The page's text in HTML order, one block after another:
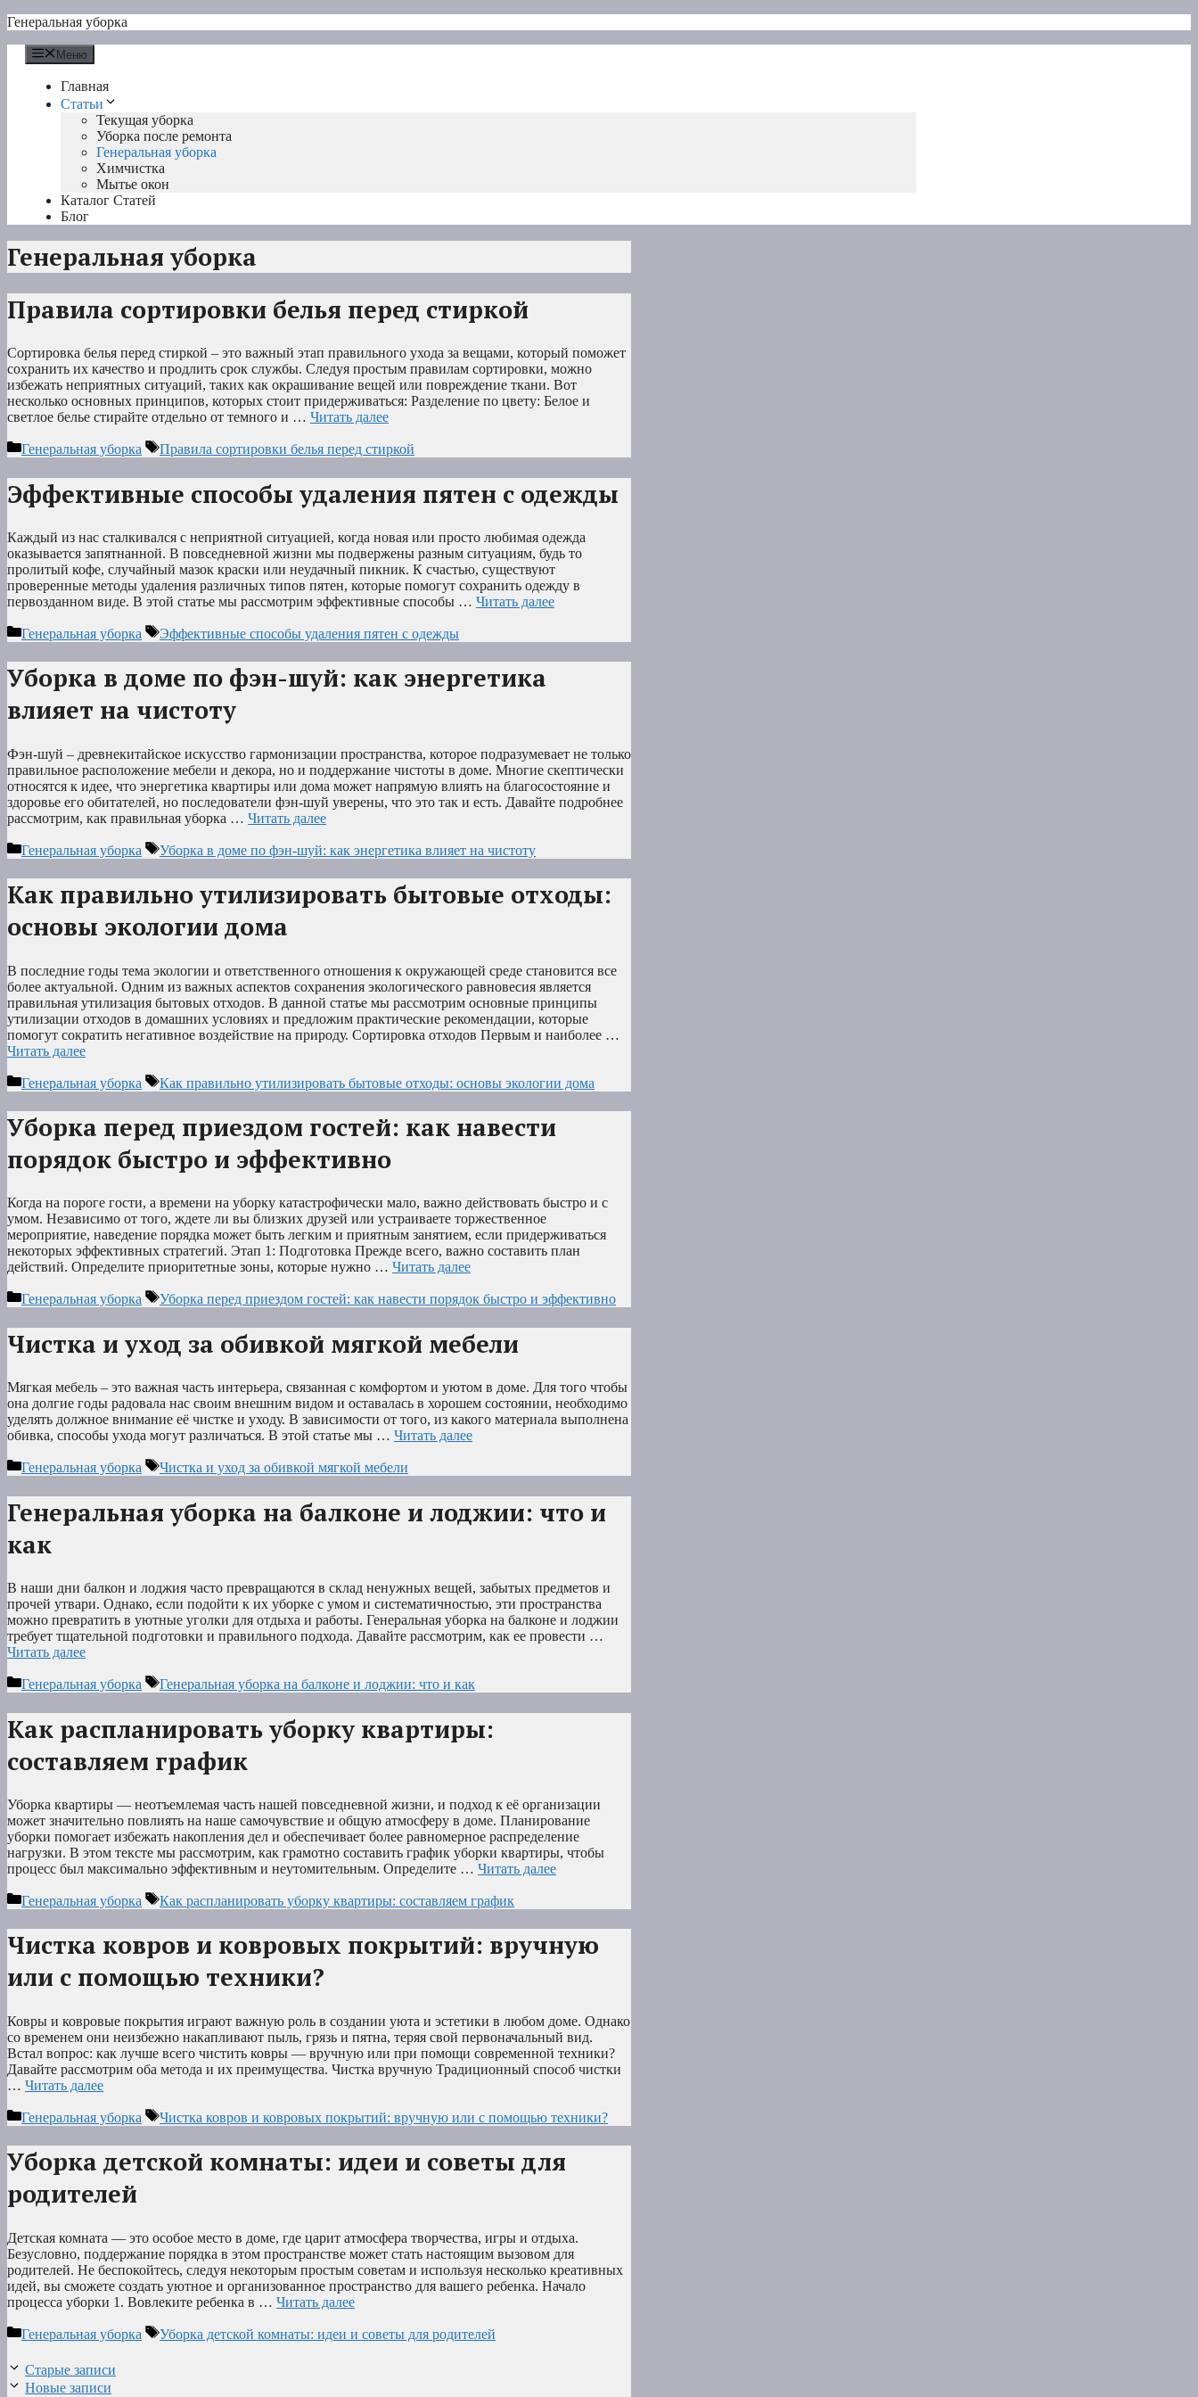
Перейти
содержимому
Генеральная уборка
Меню
Главная
Статьи
Текущая уборка
Уборка после ремонта
Генеральная уборка
Химчистка
Мытье окон
Каталог Статей
Блог
Генеральная уборка
Правила сортировки белья перед стиркой
Сортировка белья перед стиркой – это важный этап правильного ухода за вещами, который поможет
сохранить их качество и продлить срок службы. Следуя простым правилам сортировки, можно
избежать неприятных ситуаций, таких как окрашивание вещей или повреждение ткани. Вот
несколько основных принципов, которых стоит придерживаться: Разделение по цвету: Белое и
светлое белье стирайте отдельно от темного и … Читать далее
Рубрики
Генеральная уборка Метки
Правила сортировки белья перед стиркой
Эффективные способы удаления пятен с одежды
Каждый из нас сталкивался с неприятной ситуацией, когда новая или просто любимая одежда
оказывается запятнанной. В повседневной жизни мы подвержены разным ситуациям, будь то
пролитый кофе, случайный мазок краски или неудачный пикник. К счастью, существуют
проверенные методы удаления различных типов пятен, которые помогут сохранить одежду в
первозданном виде. В этой статье мы рассмотрим эффективные способы … Читать далее
Рубрики
Генеральная уборка Метки
Эффективные способы удаления пятен с одежды
Уборка в доме по фэн-шуй: как энергетика
влияет на чистоту
Фэн-шуй – древнекитайское искусство гармонизации пространства, которое подразумевает не только
правильное расположение мебели и декора, но и поддержание чистоты в доме. Многие скептически
относятся к идее, что энергетика квартиры или дома может напрямую влиять на благосостояние и
здоровье его обитателей, но последователи фэн-шуй уверены, что это так и есть. Давайте подробнее
рассмотрим, как правильная уборка … Читать далее
Рубрики
Генеральная уборка Метки
Уборка в доме по фэн-шуй: как энергетика влияет на чистоту
Как правильно утилизировать бытовые отходы:
основы экологии дома
В последние годы тема экологии и ответственного отношения к окружающей среде становится все
более актуальной. Одним из важных аспектов сохранения экологического равновесия является
правильная утилизация бытовых отходов. В данной статье мы рассмотрим основные принципы
утилизации отходов в домашних условиях и предложим практические рекомендации, которые
помогут сократить негативное воздействие на природу. Сортировка отходов Первым и наиболее …
Читать далее
Рубрики
Генеральная уборка Метки
Как правильно утилизировать бытовые отходы: основы экологии дома
Уборка перед приездом гостей: как навести
порядок быстро и эффективно
Когда на пороге гости, а времени на уборку катастрофически мало, важно действовать быстро и с
умом. Независимо от того, ждете ли вы близких друзей или устраиваете торжественное
мероприятие, наведение порядка может быть легким и приятным занятием, если придерживаться
некоторых эффективных стратегий. Этап 1: Подготовка Прежде всего, важно составить план
действий. Определите приоритетные зоны, которые нужно … Читать далее
Рубрики
Генеральная уборка Метки
Уборка перед приездом гостей: как навести порядок быстро и эффективно
Чистка и уход за обивкой мягкой мебели
Мягкая мебель – это важная часть интерьера, связанная с комфортом и уютом в доме. Для того чтобы
она долгие годы радовала нас своим внешним видом и оставалась в хорошем состоянии, необходимо
уделять должное внимание её чистке и уходу. В зависимости от того, из какого материала выполнена
обивка, способы ухода могут различаться. В этой статье мы … Читать далее
Рубрики
Генеральная уборка Метки
Чистка и уход за обивкой мягкой мебели
Генеральная уборка на балконе и лоджии: что и
как
В наши дни балкон и лоджия часто превращаются в склад ненужных вещей, забытых предметов и
прочей утвари. Однако, если подойти к их уборке с умом и систематичностью, эти пространства
можно превратить в уютные уголки для отдыха и работы. Генеральная уборка на балконе и лоджии
требует тщательной подготовки и правильного подхода. Давайте рассмотрим, как ее провести …
Читать далее
Рубрики
Генеральная уборка Метки
Генеральная уборка на балконе и лоджии: что и как
Как распланировать уборку квартиры:
составляем график
Уборка квартиры — неотъемлемая часть нашей повседневной жизни, и подход к её организации
может значительно повлиять на наше самочувствие и общую атмосферу в доме. Планирование
уборки помогает избежать накопления дел и обеспечивает более равномерное распределение
нагрузки. В этом тексте мы рассмотрим, как грамотно составить график уборки квартиры, чтобы
процесс был максимально эффективным и неутомительным. Определите … Читать далее
Рубрики
Генеральная уборка Метки
Как распланировать уборку квартиры: составляем график
Чистка ковров и ковровых покрытий: вручную
или с помощью техники?
Ковры и ковровые покрытия играют важную роль в создании уюта и эстетики в любом доме. Однако
со временем они неизбежно накапливают пыль, грязь и пятна, теряя свой первоначальный вид.
Встал вопрос: как лучше всего чистить ковры — вручную или при помощи современной техники?
Давайте рассмотрим оба метода и их преимущества. Чистка вручную Традиционный способ чистки
… Читать далее
Рубрики
Генеральная уборка Метки
Чистка ковров и ковровых покрытий: вручную или с помощью техники?
Уборка детской комнаты: идеи и советы для
родителей
Детская комната — это особое место в доме, где царит атмосфера творчества, игры и отдыха.
Безусловно, поддержание порядка в этом пространстве может стать настоящим вызовом для
родителей. Не беспокойтесь, следуя некоторым простым советам и используя несколько креативных
идей, вы сможете создать уютное и организованное пространство для вашего ребенка. Начало
процесса уборки 1. Вовлеките ребенка в … Читать далее
Рубрики
Генеральная уборка Метки
Уборка детской комнаты: идеи и советы для родителей
Старые записи
Новые записи